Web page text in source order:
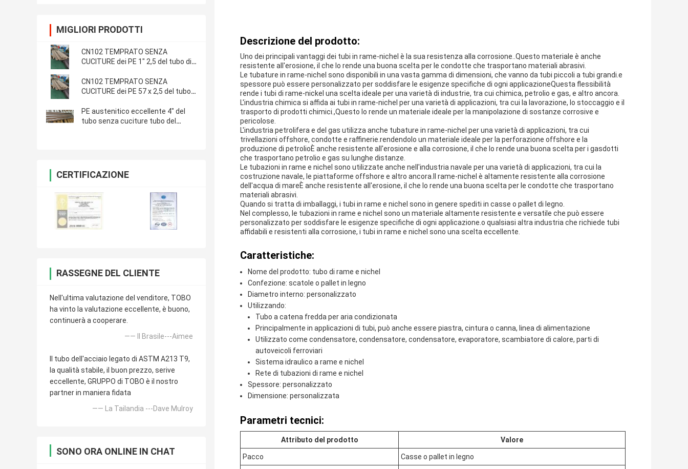
MIGLIORI PRODOTTI
CN102 TEMPRATO SENZA
CUCITURE dei PE 1" 2,5 del tubo di
millimetro EEMUA 144 SEC.1
CN102 TEMPRATO SENZA
CUCITURE dei PE 57 x 2,5 del tubo
di millimetro EEMUA 144 SEC.1
PE austenitico eccellente 4" del
tubo senza cuciture tubo del
CERTIFICAZIONE
RASSEGNE DEL CLIENTE
Nell'ultima valutazione del venditore, TOBO
ha vinto la valutazione eccellente, è buono,
continuerà a cooperare.
—— Il Brasile---Aimee
Il tubo dell'acciaio legato di ASTM A213 T9,
la qualità stabile, il buon prezzo, serive
eccellente, GRUPPO di TOBO è il nostro
partner in maniera fidata
—— La Tailandia ---Dave Mulroy
SONO ORA ONLINE IN CHAT
Descrizione del prodotto:
Uno dei principali vantaggi dei tubi in rame-nichel è la sua resistenza alla corrosione..Questo materiale è anche
resistente all'erosione, il che lo rende una buona scelta per le condotte che trasportano materiali abrasivi.
Le tubature in rame-nichel sono disponibili in una vasta gamma di dimensioni, che vanno da tubi piccoli a tubi grandi.e
spessore può essere personalizzato per soddisfare le esigenze specifiche di ogni applicazioneQuesta flessibilità
rende i tubi di rame-nickel una scelta ideale per una varietà di industrie, tra cui chimica, petrolio e gas, e altro ancora.
L'industria chimica si affida ai tubi in rame-nichel per una varietà di applicazioni, tra cui la lavorazione, lo stoccaggio e il
trasporto di prodotti chimici.,Questo lo rende un materiale ideale per la manipolazione di sostanze corrosive e
pericolose.
L'industria petrolifera e del gas utilizza anche tubature in rame-nichel per una varietà di applicazioni, tra cui
trivellazioni offshore, condotte e raffinerie.rendendolo un materiale ideale per la perforazione offshore e la
produzione di petrolioÈ anche resistente all'erosione e alla corrosione, il che lo rende una buona scelta per i gasdotti
che trasportano petrolio e gas su lunghe distanze.
Le tubazioni in rame e nichel sono utilizzate anche nell'industria navale per una varietà di applicazioni, tra cui la
costruzione navale, le piattaforme offshore e altro ancora.Il rame-nichel è altamente resistente alla corrosione
dell'acqua di mareÈ anche resistente all'erosione, il che lo rende una buona scelta per le condotte che trasportano
materiali abrasivi.
Quando si tratta di imballaggi, i tubi in rame e nichel sono in genere spediti in casse o pallet di legno.
Nel complesso, le tubazioni in rame e nichel sono un materiale altamente resistente e versatile che può essere
personalizzato per soddisfare le esigenze specifiche di ogni applicazione.o qualsiasi altra industria che richiede tubi
affidabili e resistenti alla corrosione, i tubi in rame e nichel sono una scelta eccellente.
Caratteristiche:
Nome del prodotto: tubo di rame e nichel
Confezione: scatole o pallet in legno
Diametro interno: personalizzato
Utilizzando:
Tubo a catena fredda per aria condizionata
Principalmente in applicazioni di tubi, può anche essere piastra, cintura o canna, linea di alimentazione
Utilizzato come condensatore, condensatore, condensatore, evaporatore, scambiatore di calore, parti di
autoveicoli ferroviari
Sistema idraulico a rame e nichel
Rete di tubazioni di rame e nichel
Spessore: personalizzato
Dimensione: personalizzata
Parametri tecnici:
Attributo del prodotto Valore
Pacco Casse o pallet in legno